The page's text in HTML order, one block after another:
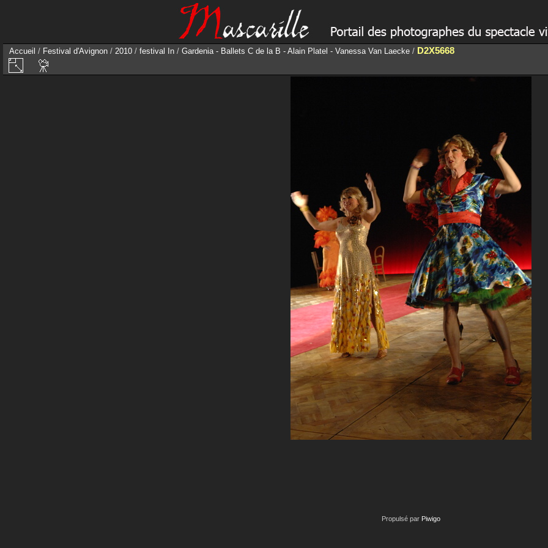
Accueil / Festival d'Avignon / 2010 / festival In / Gardenia - Ballets C de la B - Alain Platel - Vanessa Van Laecke / D2X5668
Propulsé par Piwigo